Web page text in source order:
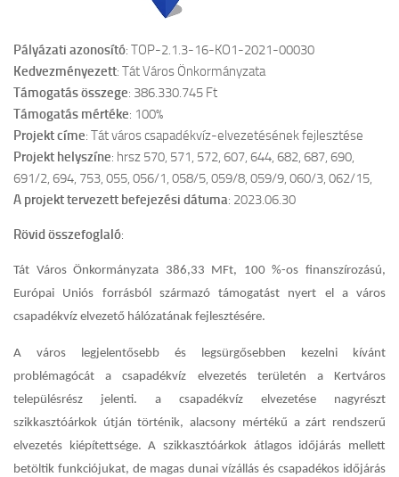
Pályázati azonosító: TOP-2.1.3-16-KO1-2021-00030
Kedvezményezett: Tát Város Önkormányzata
Támogatás összege: 386.330.745 Ft
Támogatás mértéke: 100%
Projekt címe: Tát város csapadékvíz-elvezetésének fejlesztése
Projekt helyszíne: hrsz 570, 571, 572, 607, 644, 682, 687, 690,
691/2, 694, 753, 055, 056/1, 058/5, 059/8, 059/9, 060/3, 062/15,
A projekt tervezett befejezési dátuma: 2023.06.30
Rövid összefoglaló:
Tát Város Önkormányzata 386,33 MFt, 100 %-os finanszírozású,
Európai Uniós forrásból származó támogatást nyert el a város
csapadékvíz elvezető hálózatának fejlesztésére.
A város legjelentősebb és legsürgősebben kezelni kívánt
problémagócát a csapadékvíz elvezetés területén a Kertváros
településrész jelenti. a csapadékvíz elvezetése nagyrészt
szikkasztóárkok útján történik, alacsony mértékű a zárt rendszerű
elvezetés kiépítettsége. A szikkasztóárkok átlagos időjárás mellett
betöltik funkciójukat, de magas dunai vízállás és csapadékos időjárás